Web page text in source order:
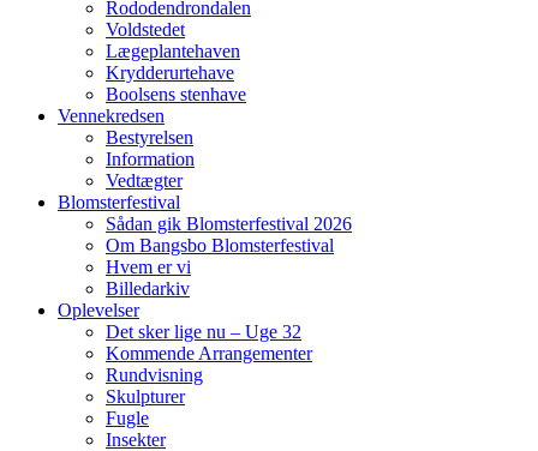
Rododendrondalen
Voldstedet
Lægeplantehaven
Krydderurtehave
Boolsens stenhave
Vennekredsen
Bestyrelsen
Information
Vedtægter
Blomsterfestival
Sådan gik Blomsterfestival 2026
Om Bangsbo Blomsterfestival
Hvem er vi
Billedarkiv
Oplevelser
Det sker lige nu – Uge 32
Kommende Arrangementer
Rundvisning
Skulpturer
Fugle
Insekter